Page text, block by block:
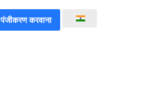
पंजीकरण करवाना